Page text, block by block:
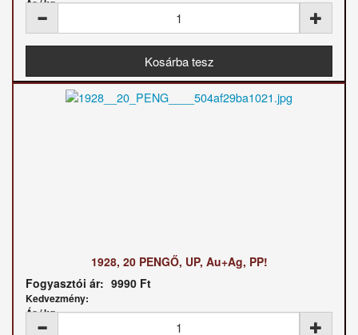
1928, 20 PENGŐ, UP, Au+Ag, PP!
Fogyasztói ár: 9990 Ft
Kedvezmény:
Ár / kg: